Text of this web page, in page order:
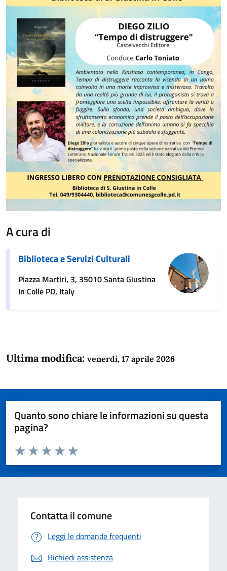
A cura di
Biblioteca e Servizi Culturali
Piazza Martiri, 3, 35010 Santa Giustina
In Colle PD, Italy
Ultima modifica: venerdì, 17 aprile 2026
Quanto sono chiare le informazioni su questa
pagina?
Domanda
Valuta da 1 a 5 stelle la pagina
Valuta 5 stelle su 5
Valuta 4 stelle su 5
Valuta 3 stelle su 5
Valuta 2 stelle su 5
Valuta 1 stelle su 5
Contatta il comune
Leggi le domande frequenti
Richiedi assistenza